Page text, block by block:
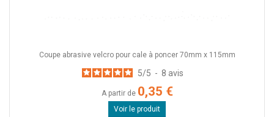
Coupe abrasive velcro pour cale à poncer 70mm x 115mm
5/5 - 8 avis
A partir de 0,35 €
Voir le produit